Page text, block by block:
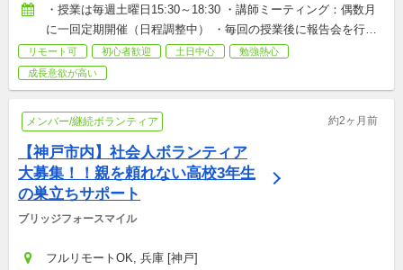
・授業は毎週土曜日15:30～18:30 ・講師ミーティング：偶数月
に一回定期開催（日程調整中） ・毎回の授業後に報告会を行っ
ています。 ☆毎週の参加が必須というわけではありません☆
★1、2回だけの参加は受け付けておりません★
リモート可 初心者歓迎 土日中心
勉強熱心
成長意欲が高い
メンバー/継続ボランティア 約2ヶ月前
【神戸市内】社会人ボランティア
大募集！！親を頼れない高校3年生
の巣立ちサポート
ブリッジフォースマイル
フルリモートOK, 兵庫 [神戸]